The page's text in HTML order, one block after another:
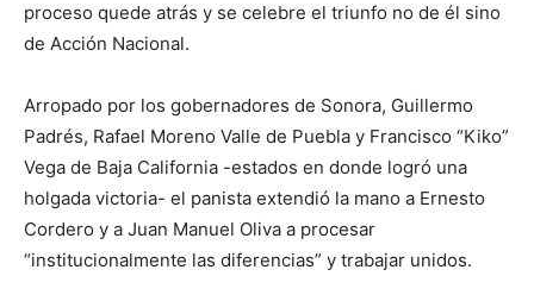
proceso quede atrás y se celebre el triunfo no de él sino
de Acción Nacional.
Arropado por los gobernadores de Sonora, Guillermo
Padrés, Rafael Moreno Valle de Puebla y Francisco “Kiko”
Vega de Baja California -estados en donde logró una
holgada victoria- el panista extendió la mano a Ernesto
Cordero y a Juan Manuel Oliva a procesar
“institucionalmente las diferencias” y trabajar unidos.